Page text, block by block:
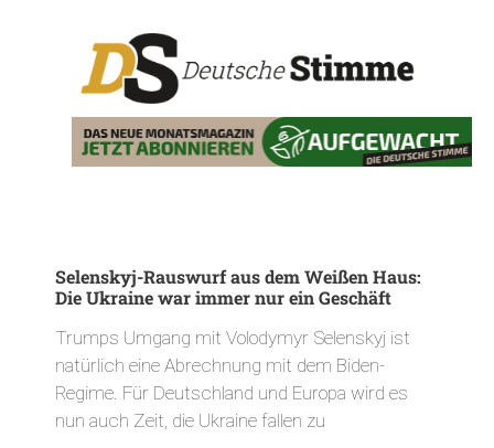
Selenskyj-Rauswurf aus dem Weißen Haus:
Die Ukraine war immer nur ein Geschäft
Trumps Umgang mit Volodymyr Selenskyj ist
natürlich eine Abrechnung mit dem Biden-
Regime. Für Deutschland und Europa wird es
nun auch Zeit, die Ukraine fallen zu